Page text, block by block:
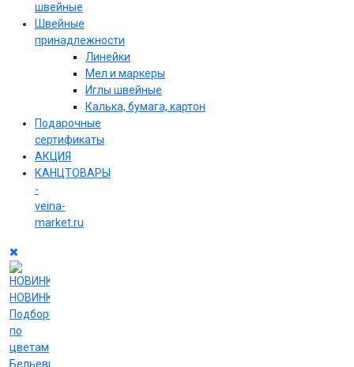
швейные
Швейные
принадлежности
Линейки
Мел и маркеры
Иглы швейные
Калька, бумага, картон
Подарочные
сертификаты
АКЦИЯ
КАНЦТОВАРЫ
-
veina-
market.ru
НОВИНКИ
Подборки
по
цветам
Бельевые